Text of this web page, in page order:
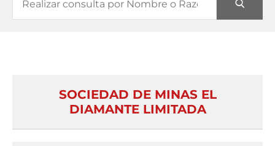
SOCIEDAD DE MINAS EL
DIAMANTE LIMITADA